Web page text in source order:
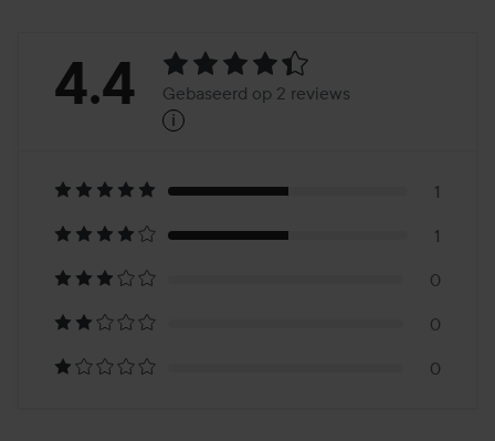
Beoordeling:
Gebaseerd
op
2
reviews
4.4 Gebaseerd op 2 reviews
i
1
1
0
0
0